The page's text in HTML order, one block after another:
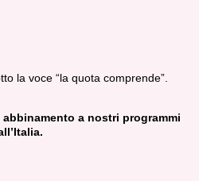
la voce “la quota comprende”.
a nostri programmi